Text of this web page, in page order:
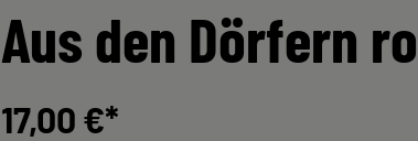
Aus den Dörfern
17,00 €*